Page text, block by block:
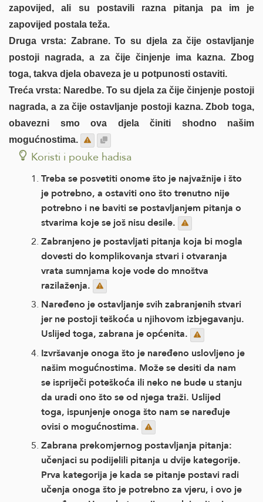
zapovijed, ali su postavili razna pitanja pa im je
zapovijed postala teža.
Druga vrsta: Zabrane. To su djela za čije ostavljanje
postoji nagrada, a za čije činjenje ima kazna. Zbog
toga, takva djela obaveza je u potpunosti ostaviti.
Treća vrsta: Naredbe. To su djela za čije činjenje postoji
nagrada, a za čije ostavljanje postoji kazna. Zbob toga,
obavezni smo ova djela činiti shodno našim
mogućnostima.
Koristi i pouke hadisa
Treba se posvetiti onome što je najvažnije i što
je potrebno, a ostaviti ono što trenutno nije
potrebno i ne baviti se postavljanjem pitanja o
stvarima koje se još nisu desile.
Zabranjeno je postavljati pitanja koja bi mogla
dovesti do komplikovanja stvari i otvaranja
vrata sumnjama koje vode do mnoštva
razilaženja.
Naređeno je ostavljanje svih zabranjenih stvari
jer ne postoji teškoća u njihovom izbjegavanju.
Uslijed toga, zabrana je općenita.
Izvršavanje onoga što je naređeno uslovljeno je
našim mogućnostima. Može se desiti da nam
se ispriječi poteškoća ili neko ne bude u stanju
da uradi ono što se od njega traži. Uslijed
toga, ispunjenje onoga što nam se naređuje
ovisi o mogućnostima.
Zabrana prekomjernog postavljanja pitanja:
učenjaci su podijelili pitanja u dvije kategorije.
Prva kategorija je kada se pitanje postavi radi
učenja onoga što je potrebno za vjeru, i ovo je